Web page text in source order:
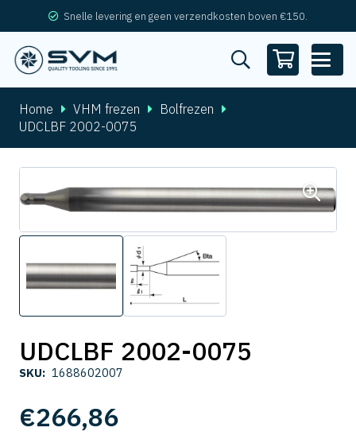
Snelle levering en geen verzendkosten boven €150.
Home VHM frezen
Bolfrezen
UDCLBF 2002-0075
UDCLBF 2002-0075
SKU: 1688602007
€266,86